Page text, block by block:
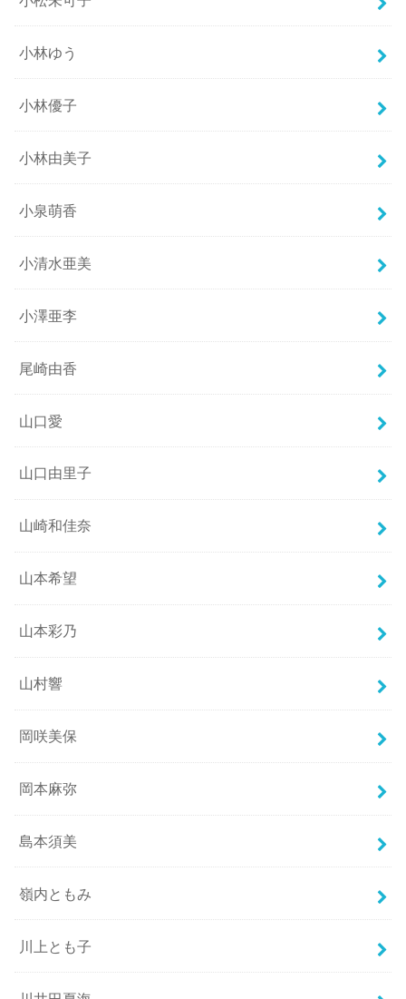
小林ゆう
小林優子
小林由美子
小泉萌香
小清水亜美
小澤亜李
尾崎由香
山口愛
山口由里子
山崎和佳奈
山本希望
山本彩乃
山村響
岡咲美保
岡本麻弥
島本須美
嶺内ともみ
川上とも子